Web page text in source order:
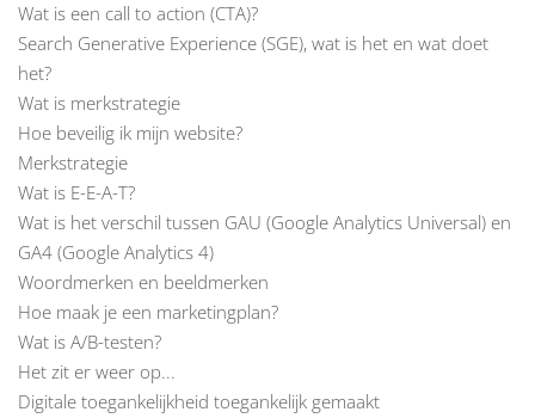
Wat is een call to action (CTA)?
Search Generative Experience (SGE), wat is het en wat doet
het?
Wat is merkstrategie
Hoe beveilig ik mijn website?
Merkstrategie
Wat is E-E-A-T?
Wat is het verschil tussen GAU (Google Analytics Universal) en
GA4 (Google Analytics 4)
Woordmerken en beeldmerken
Hoe maak je een marketingplan?
Wat is A/B-testen?
Het zit er weer op...
Digitale toegankelijkheid toegankelijk gemaakt